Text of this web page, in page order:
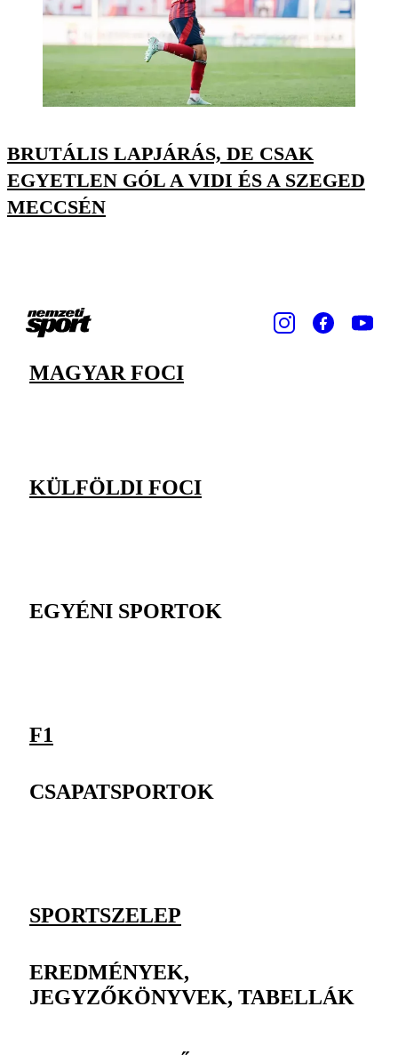
BRUTÁLIS LAPJÁRÁS, DE CSAK
EGYETLEN GÓL A VIDI ÉS A SZEGED
MECCSÉN
MAGYAR FOCI
KÜLFÖLDI FOCI
EGYÉNI SPORTOK
F1
CSAPATSPORTOK
SPORTSZELEP
EREDMÉNYEK,
JEGYZŐKÖNYVEK, TABELLÁK